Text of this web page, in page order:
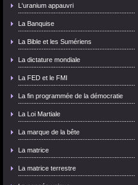
L'uranium appauvri
La Banquise
La Bible et les Sumériens
La dictature mondiale
La FED et le FMI
La fin programmée de la démocratie
La Loi Martiale
La marque de la bête
La matrice
La matrice terrestre